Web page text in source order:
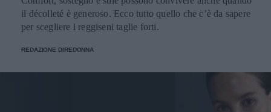
il décolleté è generoso. Ecco tutto quello che c’è da sapere
per scegliere i reggiseni taglie forti.
REDAZIONE DIREDONNA